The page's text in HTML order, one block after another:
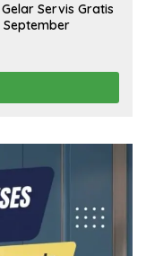
Servis Gratis
September